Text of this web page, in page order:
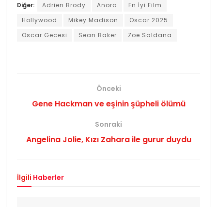
Diğer: Adrien Brody Anora
En İyi Film
Hollywood
Mikey Madison
Oscar 2025
Oscar Gecesi
Sean Baker Zoe Saldana
Önceki
Gene Hackman ve eşinin şüpheli ölümü
Sonraki
Angelina Jolie, Kızı Zahara ile gurur duydu
İlgili Haberler